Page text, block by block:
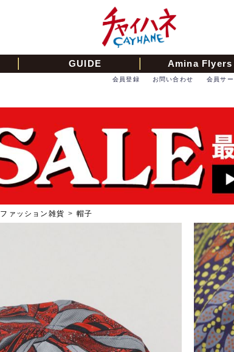
GUIDE Amina Flyers
会員サー
お問い合わせ
会員登録
ファッション雑貨 > 帽子